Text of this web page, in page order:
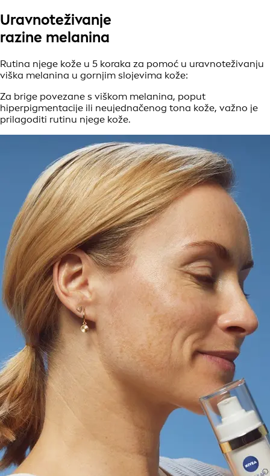
Uravnoteživanje
razine melanina
Rutina njege kože u 5 koraka za pomoć u uravnoteživanju
viška melanina u gornjim slojevima kože:
Za brige povezane s viškom melanina, poput
hiperpigmentacije ili neujednačenog tona kože, važno je
prilagoditi rutinu njege kože.